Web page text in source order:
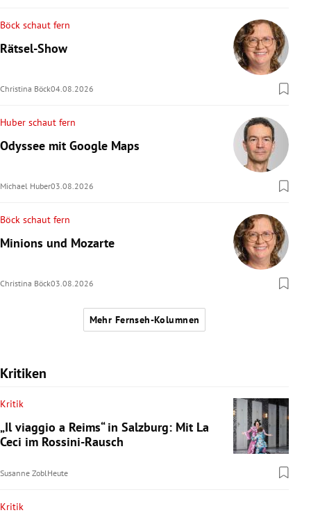
Böck schaut fern
Rätsel-Show
Christina Böck04.08.2026
Huber schaut fern
Odyssee mit Google Maps
Michael Huber03.08.2026
Böck schaut fern
Minions und Mozarte
Christina Böck03.08.2026
Mehr Fernseh-Kolumnen
Kritiken
Kritik
„Il viaggio a Reims“ in Salzburg: Mit La
Ceci im Rossini-Rausch
Susanne Zobl Heute
Kritik